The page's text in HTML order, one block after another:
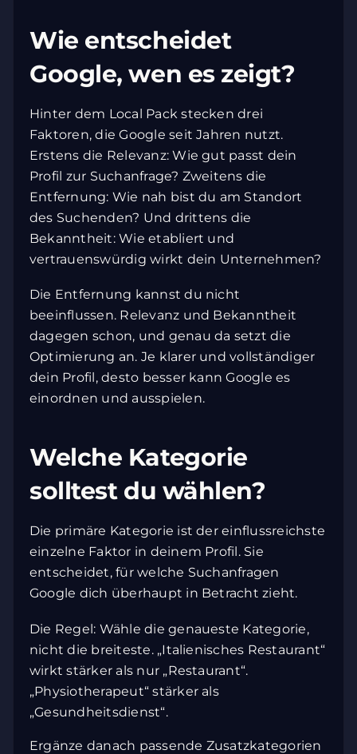
Wie entscheidet
Google, wen es zeigt?
Hinter dem Local Pack stecken drei
Faktoren, die Google seit Jahren nutzt.
Erstens die Relevanz: Wie gut passt dein
Profil zur Suchanfrage? Zweitens die
Entfernung: Wie nah bist du am Standort
des Suchenden? Und drittens die
Bekanntheit: Wie etabliert und
vertrauenswürdig wirkt dein Unternehmen?
Die Entfernung kannst du nicht
beeinflussen. Relevanz und Bekanntheit
dagegen schon, und genau da setzt die
Optimierung an. Je klarer und vollständiger
dein Profil, desto besser kann Google es
einordnen und ausspielen.
Welche Kategorie
solltest du wählen?
Die primäre Kategorie ist der einflussreichste
einzelne Faktor in deinem Profil. Sie
entscheidet, für welche Suchanfragen
Google dich überhaupt in Betracht zieht.
Die Regel: Wähle die genaueste Kategorie,
nicht die breiteste. „Italienisches Restaurant“
wirkt stärker als nur „Restaurant“.
„Physiotherapeut“ stärker als
„Gesundheitsdienst“.
Ergänze danach passende Zusatzkategorien